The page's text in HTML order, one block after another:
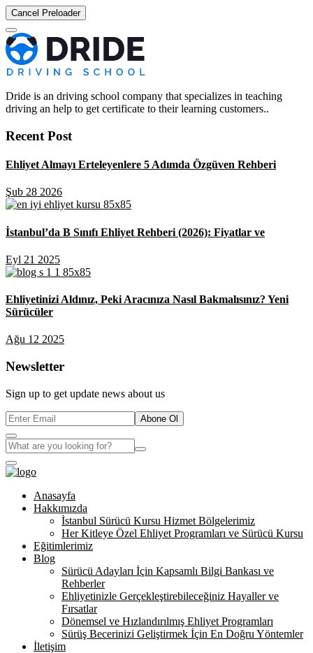
Cancel Preloader
Dride is an driving school company that specializes in teaching
driving an help to get certificate to their learning customers..
Recent Post
Ehliyet Almayı Erteleyenlere 5 Adımda Özgüven Rehberi
Şub 28 2026
İstanbul’da B Sınıfı Ehliyet Rehberi (2026): Fiyatlar ve
Eyl 21 2025
Ehliyetinizi Aldınız, Peki Aracınıza Nasıl Bakmalısınız? Yeni
Sürücüler
Ağu 12 2025
Newsletter
Sign up to get update news about us
Abone Ol
Anasayfa
Hakkımızda
İstanbul Sürücü Kursu Hizmet Bölgelerimiz
Her Kitleye Özel Ehliyet Programları ve Sürücü Kursu
Eğitimlerimiz
Blog
Sürücü Adayları İçin Kapsamlı Bilgi Bankası ve
Rehberler
Ehliyetinizle Gerçekleştirebileceğiniz Hayaller ve
Fırsatlar
Dönemsel ve Hızlandırılmış Ehliyet Programları
Sürüş Becerinizi Geliştirmek İçin En Doğru Yöntemler
İletişim